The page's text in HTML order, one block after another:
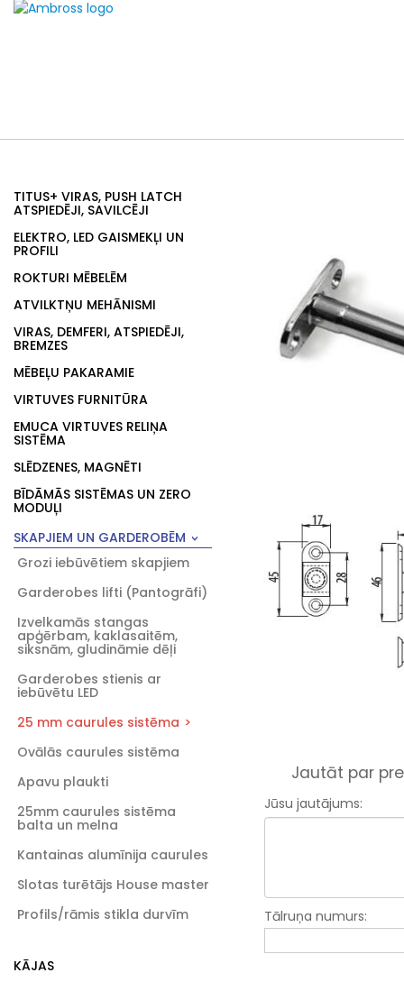
TITUS+ VIRAS, PUSH LATCH
ATSPIEDĒJI, SAVILCĒJI
ELEKTRO, LED GAISMEKĻI UN
PROFILI
ROKTURI MĒBELĒM
ATVILKTŅU MEHĀNISMI
VIRAS, DEMFERI, ATSPIEDĒJI,
BREMZES
MĒBEĻU PAKARAMIE
VIRTUVES FURNITŪRA
EMUCA VIRTUVES RELIŅA
SISTĒMA
SLĒDZENES, MAGNĒTI
BĪDĀMĀS SISTĒMAS UN ZERO
MODUĻI
SKAPJIEM UN GARDEROBĒM
Grozi iebūvētiem skapjiem
Garderobes lifti (Pantogrāfi)
Izvelkamās stangas
apģērbam, kaklasaitēm,
siksnām, gludināmie dēļi
Garderobes stienis ar
iebūvētu LED
25 mm caurules sistēma
Ovālās caurules sistēma
Apavu plaukti
25mm caurules sistēma
balta un melna
Kantainas alumīnija caurules
Slotas turētājs House master
Profils/rāmis stikla durvīm
KĀJAS
Jautāt par
Jūsu jautājums:
Tālruņa numurs: